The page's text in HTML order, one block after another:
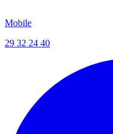
Mobile
29 32 24 40